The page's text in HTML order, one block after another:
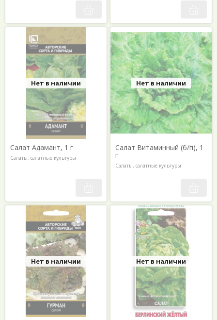
Нет в наличии
Салат Адамант, 1 г
Салаты, салатные культуры
Нет в наличии
Салат Витаминный (б/п), 1
г
Салаты, салатные культуры
Нет в наличии Нет в наличии